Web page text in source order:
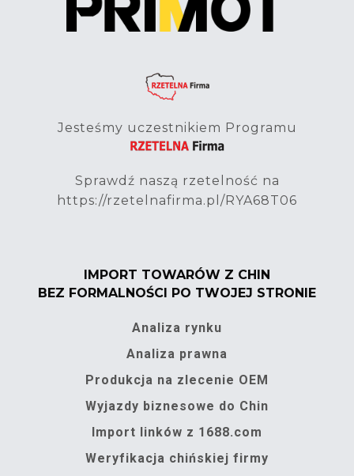
Jesteśmy uczestnikiem Programu
Sprawdź naszą rzetelność na
https://rzetelnafirma.pl/RYA68T06
IMPORT TOWARÓW Z CHIN
BEZ FORMALNOŚCI PO TWOJEJ STRONIE
Analiza rynku
Analiza prawna
Produkcja na zlecenie OEM
Wyjazdy biznesowe do Chin
Import linków z 1688.com
Weryfikacja chińskiej firmy